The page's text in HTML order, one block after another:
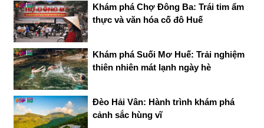
Khám phá Chợ Đông Ba: Trái tim ẩm
thực và văn hóa cố đô Huế
Khám phá Suối Mơ Huế: Trải nghiệm
thiên nhiên mát lạnh ngày hè
Đèo Hải Vân: Hành trình khám phá
cảnh sắc hùng vĩ